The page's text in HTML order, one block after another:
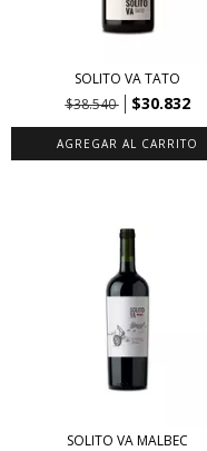
SOLITO VA TATO
$38.540
$30.832
SOLITO VA MALBEC